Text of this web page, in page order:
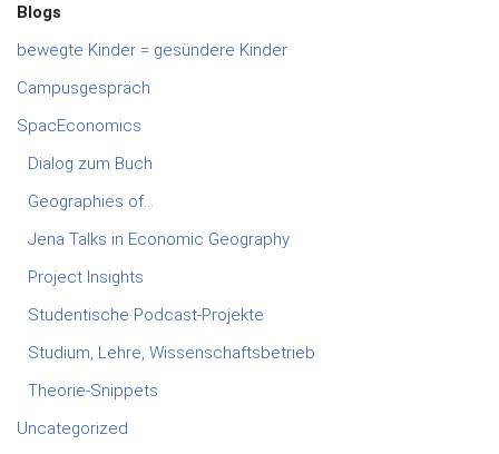
Blogs
bewegte Kinder = gesündere Kinder
Campusgespräch
SpacEconomics
Dialog zum Buch
Geographies of…
Jena Talks in Economic Geography
Project Insights
Studentische Podcast-Projekte
Studium, Lehre, Wissenschaftsbetrieb
Theorie-Snippets
Uncategorized